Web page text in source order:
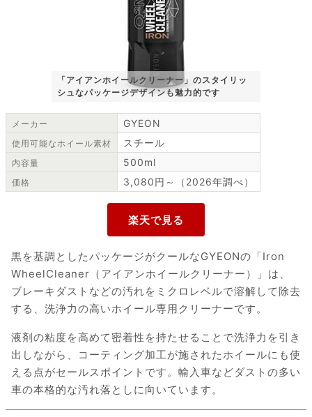
「アイアンホイールクリーナー」のスタイリッ
シュなパッケージデザインも魅力的です
メーカー GYEON
使用可能なホイール素材 スチール
内容量 500ml
価格 3,080円～（2026年調べ）
黒を基調としたパッケージがクールなGYEONの「Iron
WheelCleaner（アイアンホイールクリーナー）」は、
ブレーキダストなどの汚れをミクロレベルで溶解して除去
する、洗浄力の高いホイール専用クリーナーです。
液剤の粘度を高めて密着性を持たせることで洗浄力を引き
出しながら、コーティング加工が施されたホイールにも使
える点がセールスポイントです。輸入車などダストの多い
車の本格的な汚れ落としに向いています。